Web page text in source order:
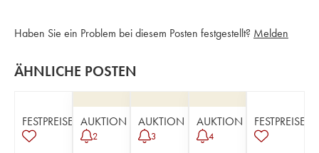
Haben Sie ein Problem bei diesem Posten festgestellt? Melden
ÄHNLICHE POSTEN
FESTPREISE AUKTION
2
AUKTION
3
AUKTION
4
FESTPREISE